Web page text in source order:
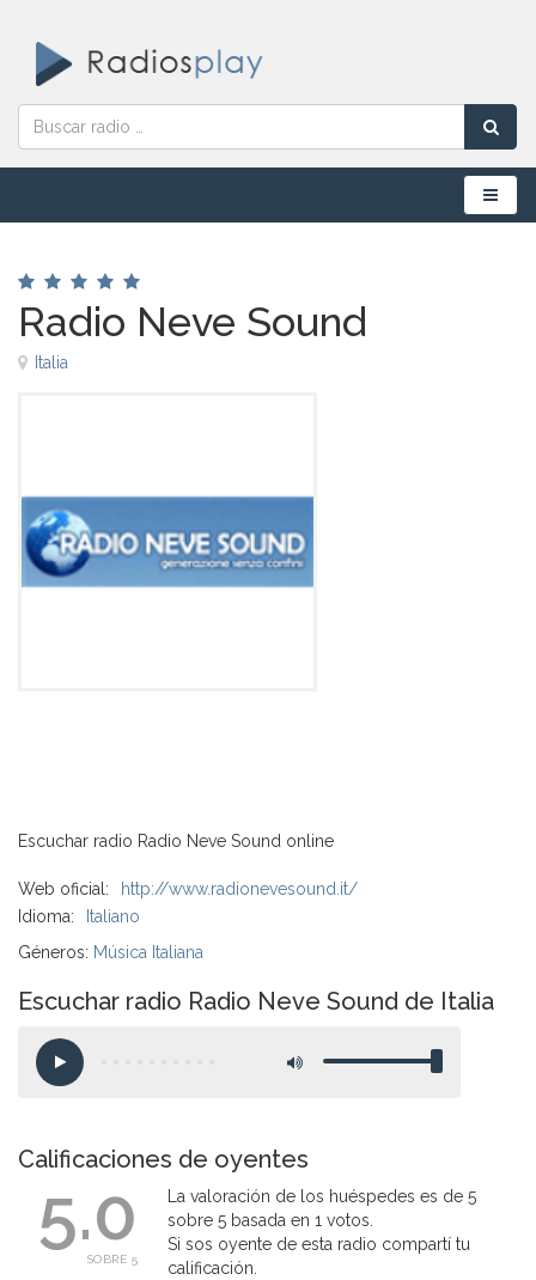
Menú
Radio Neve Sound
Italia
Escuchar radio Radio Neve Sound online
Web oficial:
http://www.radionevesound.it/
Idioma:
Italiano
Géneros: Música Italiana
Escuchar radio Radio Neve Sound de Italia
Calificaciones de oyentes
5.0
SOBRE 5
La valoración de los huéspedes es de 5
sobre 5 basada en 1 votos.
Si sos oyente de esta radio compartí tu
calificación.